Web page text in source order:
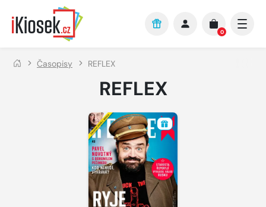
Přejít na hlavní obsah
0
Časopisy REFLEX
REFLEX